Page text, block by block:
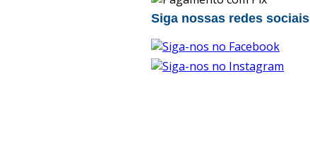
Siga nossas redes sociais